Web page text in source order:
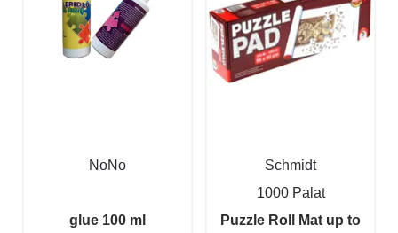
NoNo
glue 100 ml
Schmidt
1000 Palat
Puzzle Roll Mat up to